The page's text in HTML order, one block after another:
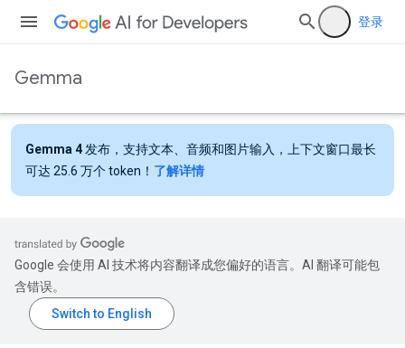
登录
Gemma
Gemma 4 发布，支持文本、音频和图片输入，上下文窗口最长
可达 25.6 万个 token！ 了解详情
Google 会使用 AI 技术将内容翻译成您偏好的语言。AI 翻译可能包
含错误。